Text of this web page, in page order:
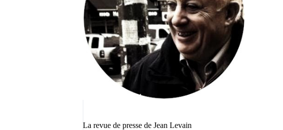
La revue de presse de Jean Levain